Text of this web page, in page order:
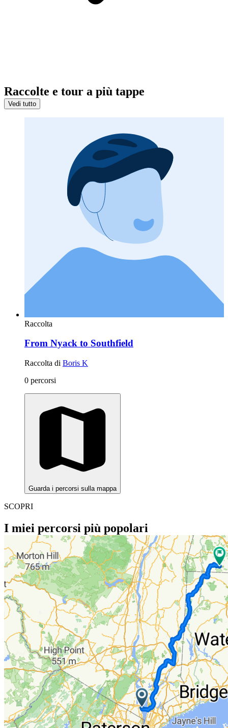
Raccolte e tour a più tappe
Vedi tutto
Raccolta
From Nyack to Southfield
Raccolta di Boris K
0 percorsi
Guarda i percorsi sulla mappa
SCOPRI
I miei percorsi più popolari